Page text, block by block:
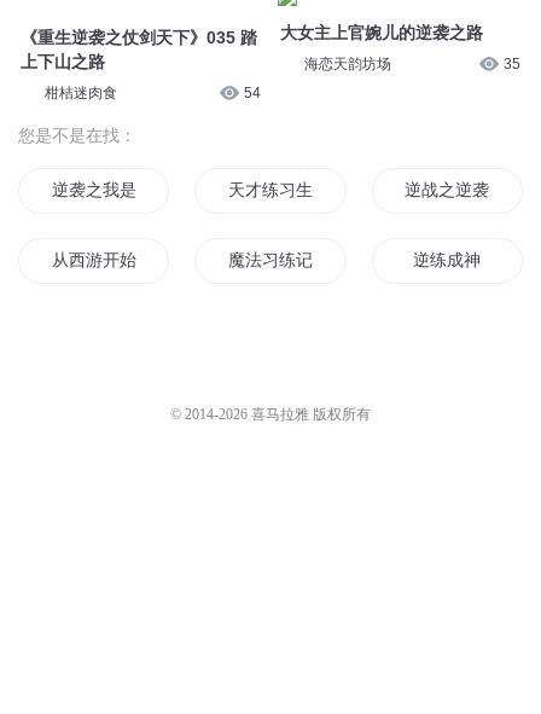
《重生逆袭之仗剑天下》035 踏
上下山之路
柑桔迷肉食 54
大女主上官婉儿的逆袭之路
海恋天韵坊场 35
您是不是在找：
逆袭之我是影后 天才练习生我家老公不是人逆战之逆袭
从西游开始练习反套路 魔法习练记 逆练成神
© 2014-2026 喜马拉雅 版权所有